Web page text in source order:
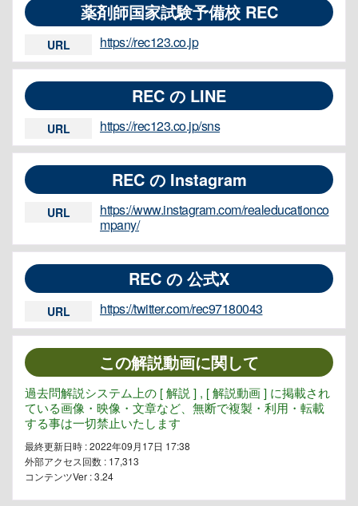
薬剤師国家試験予備校 REC
URL https://rec123.co.jp
REC の LINE
URL https://rec123.co.jp/sns
REC の Instagram
URL
https://www.instagram.com/realeducationco
mpany/
REC の 公式X
URL https://twitter.com/rec97180043
この解説動画に関して
過去問解説システム上の [ 解説 ] , [ 解説動画 ] に掲載され
ている画像・映像・文章など、無断で複製・利用・転載
する事は一切禁止いたします
最終更新日時 : 2022年09月17日 17:38
外部アクセス回数 : 17,313
コンテンツVer : 3.24